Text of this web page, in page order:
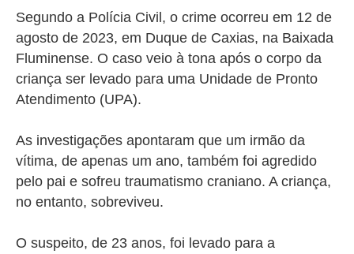
Segundo a Polícia Civil, o crime ocorreu em 12 de
agosto de 2023, em Duque de Caxias, na Baixada
Fluminense. O caso veio à tona após o corpo da
criança ser levado para uma Unidade de Pronto
Atendimento (UPA).
As investigações apontaram que um irmão da
vítima, de apenas um ano, também foi agredido
pelo pai e sofreu traumatismo craniano. A criança,
no entanto, sobreviveu.
O suspeito, de 23 anos, foi levado para a